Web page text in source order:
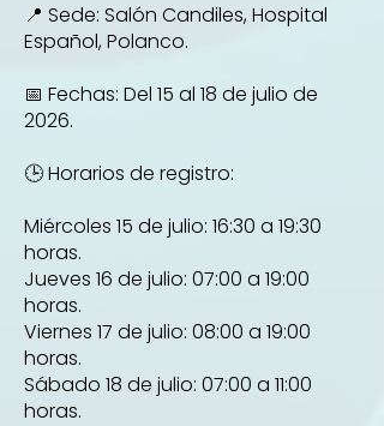
📍 Sede: Salón Candiles, Hospital
Español, Polanco.
📅 Fechas: Del 15 al 18 de julio de
2026.
🕒 Horarios de registro:
Miércoles 15 de julio: 16:30 a 19:30
horas.
Jueves 16 de julio: 07:00 a 19:00
horas.
Viernes 17 de julio: 08:00 a 19:00
horas.
Sábado 18 de julio: 07:00 a 11:00
horas.